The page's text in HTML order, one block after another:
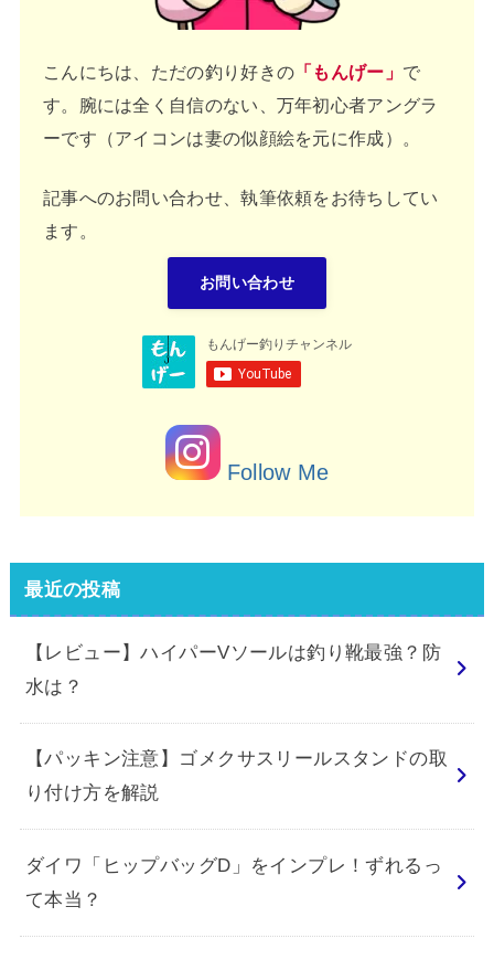
こんにちは、ただの釣り好きの 「もんげー」 で
す。腕には全く自信のない、万年初心者アングラ
ーです（アイコンは妻の似顔絵を元に作成）。
記事へのお問い合わせ、執筆依頼をお待ちしてい
ます。
お問い合わせ
Follow Me
最近の投稿
【レビュー】ハイパーVソールは釣り靴最強？防
水は？
【パッキン注意】ゴメクサスリールスタンドの取
り付け方を解説
ダイワ「ヒップバッグD」をインプレ！ずれるっ
て本当？